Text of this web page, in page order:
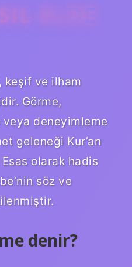
ELDE
keşif ve ilham
Görme,
deneyimleme
geleneği Kur’an
Esas olarak hadis
söz ve
denir?